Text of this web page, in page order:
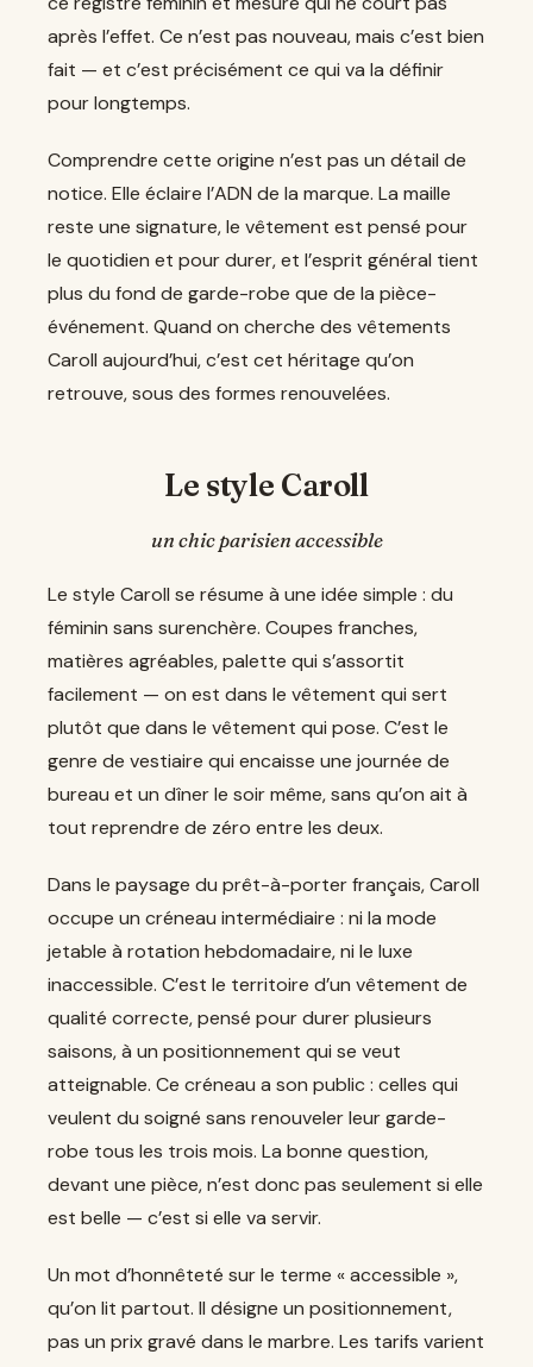
après l’effet. Ce n’est pas nouveau, mais c’est bien
fait — et c’est précisément ce qui va la définir
pour longtemps.
Comprendre cette origine n’est pas un détail de
notice. Elle éclaire l’ADN de la marque. La maille
reste une signature, le vêtement est pensé pour
le quotidien et pour durer, et l’esprit général tient
plus du fond de garde-robe que de la pièce-
événement. Quand on cherche des vêtements
Caroll aujourd’hui, c’est cet héritage qu’on
retrouve, sous des formes renouvelées.
Le style Caroll
un chic parisien accessible
Le style Caroll se résume à une idée simple : du
féminin sans surenchère. Coupes franches,
matières agréables, palette qui s’assortit
facilement — on est dans le vêtement qui sert
plutôt que dans le vêtement qui pose. C’est le
genre de vestiaire qui encaisse une journée de
bureau et un dîner le soir même, sans qu’on ait à
tout reprendre de zéro entre les deux.
Dans le paysage du prêt-à-porter français, Caroll
occupe un créneau intermédiaire : ni la mode
jetable à rotation hebdomadaire, ni le luxe
inaccessible. C’est le territoire d’un vêtement de
qualité correcte, pensé pour durer plusieurs
saisons, à un positionnement qui se veut
atteignable. Ce créneau a son public : celles qui
veulent du soigné sans renouveler leur garde-
robe tous les trois mois. La bonne question,
devant une pièce, n’est donc pas seulement si elle
est belle — c’est si elle va servir.
Un mot d’honnêteté sur le terme « accessible »,
qu’on lit partout. Il désigne un positionnement,
pas un prix gravé dans le marbre. Les tarifs varient